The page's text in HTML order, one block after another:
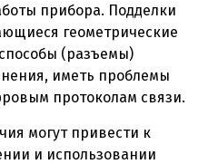
прибора. Подделки
геометрические
(разъемы)
иметь проблемы
протоколам связи.
могут привести к
и использовании